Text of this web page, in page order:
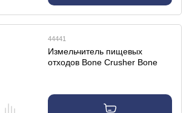
44441
Измельчитель пищевых
отходов Bone Crusher Bone